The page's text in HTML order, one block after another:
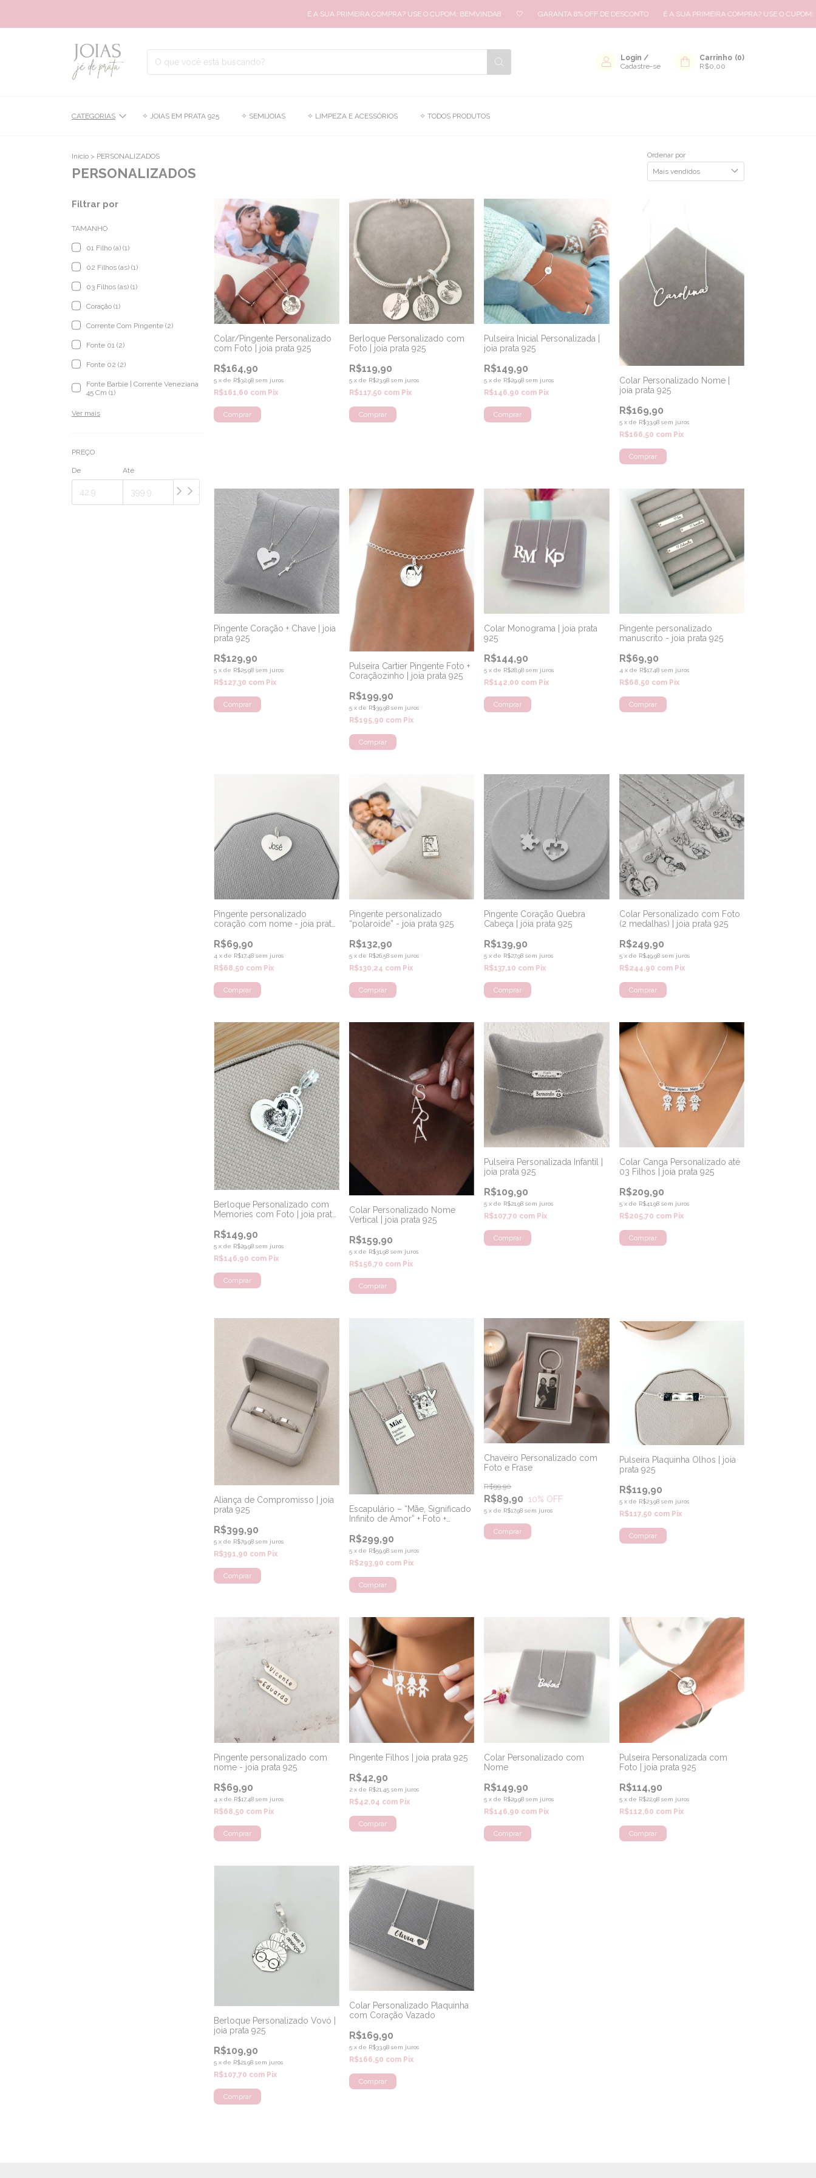
É A SUA PRIMEIRA COMPRA? USE O CUPOM: BEMVINDA8 🤍 GARANTA 8% OFF DE DESCONTO É A SUA PRIMEIRA COMPRA? USE O CUPOM: BEMVINDA8
Login /
Cadastre-se
Carrinho (0)
R$0,00
CATEGORIAS ✧ JOIAS EM PRATA 925 ✧ SEMIJOIAS ✧ LIMPEZA E ACESSÓRIOS ✧ TODOS PRODUTOS
Início > PERSONALIZADOS
PERSONALIZADOS
Ordenar por
Filtrar por
TAMANHO
01 Filho (a) (1)
02 Filhos (as) (1)
03 Filhos (as) (1)
Coração (1)
Corrente Com Pingente (2)
Fonte 01 (2)
Fonte 02 (2)
Fonte Barbie | Corrente Veneziana
45 Cm (1)
Ver mais
PREÇO
De Até
Colar/Pingente Personalizado
com Foto | joia prata 925
R$164,90
5 xde R$32,98 sem juros
R$161,60 com Pix
Comprar
Berloque Personalizado com
Foto | joia prata 925
R$119,90
5 x de R$23,98 sem juros
R$117,50 com Pix
Pulseira Inicial Personalizada |
joia prata 925
R$149,90
5 xde R$29,98 sem juros
R$146,90 com Pix
Colar Personalizado Nome |
joia prata 925
R$169,90
5 x de R$33,98 sem juros
R$166,50 com Pix
Comprar
Pingente Coração + Chave | joia
prata 925
R$129,90
5 xde R$25,98 sem juros
R$127,30 com Pix
Pulseira Cartier Pingente Foto +
Coraçãozinho | joia prata 925
R$199,90
5 x de R$39,98 sem juros
R$195,90 com Pix
Colar Monograma | joia prata
925
R$144,90
5 xde R$28,98 sem juros
R$142,00 com Pix
Comprar
Pingente personalizado
manuscrito - joia prata 925
R$69,90
4 x de R$17,48 sem juros
R$68,50 com Pix
Pingente personalizado
coração com nome - joia prata
R$69,90
4 xde R$17,48 sem juros
R$68,50 com Pix
Pingente personalizado
“polaroide” - joia prata 925
R$132,90
5 x de R$26,58 sem juros
R$130,24 com Pix
Pingente Coração Quebra
Cabeça | joia prata 925
R$139,90
5 xde R$27,98 sem juros
R$137,10 com Pix
Colar Personalizado com Foto
(2 medalhas) | joia prata 925
R$249,90
5 x de R$49,98 sem juros
R$244,90 com Pix
Comprar
Berloque Personalizado com
Memories com Foto | joia prata
R$149,90
5 xde R$29,98 sem juros
R$146,90 com Pix
Colar Personalizado Nome
Vertical | joia prata 925
R$159,90
5 x de R$31,98 sem juros
R$156,70 com Pix
Pulseira Personalizada Infantil |
joia prata 925
R$109,90
5 xde R$21,98 sem juros
R$107,70 com Pix
Colar Canga Personalizado até
03 Filhos | joia prata 925
R$209,90
5 x de R$41,98 sem juros
R$205,70 com Pix
Comprar
Aliança de Compromisso | joia
prata 925
R$399,90
5 xde R$79,98 sem juros
R$391,90 com Pix
Escapulário – “Mãe, Significado
Infinito de Amor” + Foto +
joia prata 925
R$299,90
5 x de R$59,98 sem juros
R$293,90 com Pix
Chaveiro Personalizado com
Foto e Frase
R$89,90
R$99,90
10% OFF
5 xde R$17,98 sem juros
Pulseira Plaquinha Olhos | joia
prata 925
R$119,90
5 x de R$23,98 sem juros
R$117,50 com Pix
Pingente personalizado com
nome - joia prata 925
R$69,90
4 xde R$17,48 sem juros
R$68,50 com Pix
Pingente Filhos | joia prata 925
R$42,90
2 x de R$21,45 sem juros
R$42,04 com Pix
Comprar
Colar Personalizado com
Nome
R$149,90
5 xde R$29,98 sem juros
R$146,90 com Pix
Comprar
Pulseira Personalizada com
Foto | joia prata 925
R$114,90
5 x de R$22,98 sem juros
R$112,60 com Pix
Berloque Personalizado Vovó |
joia prata 925
R$109,90
5 xde R$21,98 sem juros
R$107,70 com Pix
Colar Personalizado Plaquinha
com Coração Vazado
R$169,90
5 x de R$33,98 sem juros
R$166,50 com Pix